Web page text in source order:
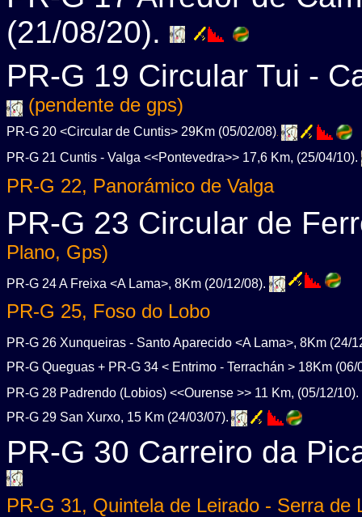
(21/08/20).
PR-G 19 Circular Tui -
(pendente de gps)
PR-G 20 <Circular de Cuntis> 29Km (05/02/08)
PR-G 21 Cuntis - Valga <<Pontevedra>> 17,6 Km, (25/04/10).
PR-G 22, Panorámico de Valga
PR-G 23 Circular de
Plano, Gps)
PR-G 24 A Freixa <A Lama>, 8Km (20/12/08).
PR-G 25, Foso do Lobo
PR-G 26 Xunqueiras - Santo Aparecido <A Lama>, 8Km (24/
PR-G Queguas + PR-G 34 < Entrimo - Terrachán > 18Km
PR-G 28 Padrendo (Lobios) <<Ourense >> 11 Km, (05/12/10).
PR-G 29 San Xurxo, 15 Km (24/03/07).
PR-G 30 Carreiro da
PR-G 31, Quintela de Leirado - Serra de